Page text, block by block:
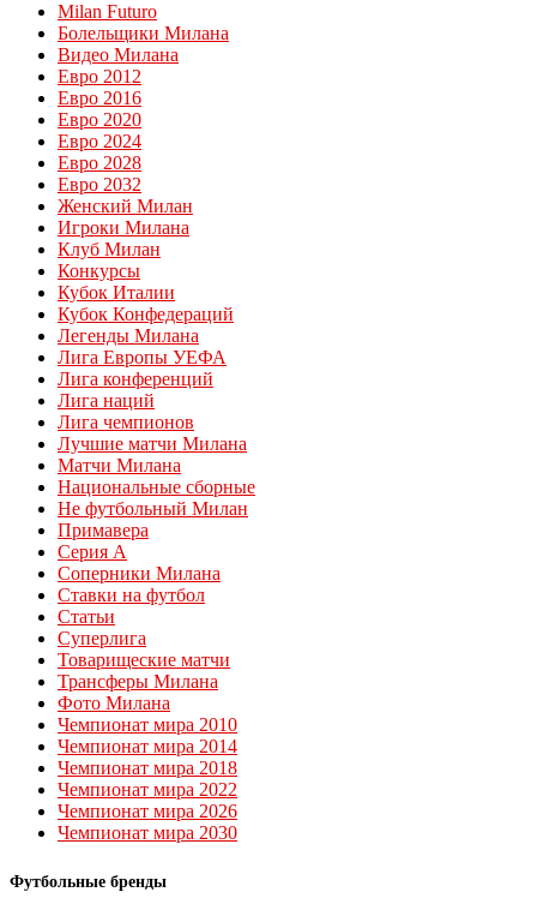
Milan Futuro
Болельщики Милана
Видео Милана
Евро 2012
Евро 2016
Евро 2020
Евро 2024
Евро 2028
Евро 2032
Женский Милан
Игроки Милана
Клуб Милан
Конкурсы
Кубок Италии
Кубок Конфедераций
Легенды Милана
Лига Европы УЕФА
Лига конференций
Лига наций
Лига чемпионов
Лучшие матчи Милана
Матчи Милана
Национальные сборные
Не футбольный Милан
Примавера
Серия А
Соперники Милана
Ставки на футбол
Статьи
Суперлига
Товарищеские матчи
Трансферы Милана
Фото Милана
Чемпионат мира 2010
Чемпионат мира 2014
Чемпионат мира 2018
Чемпионат мира 2022
Чемпионат мира 2026
Чемпионат мира 2030
Футбольные бренды